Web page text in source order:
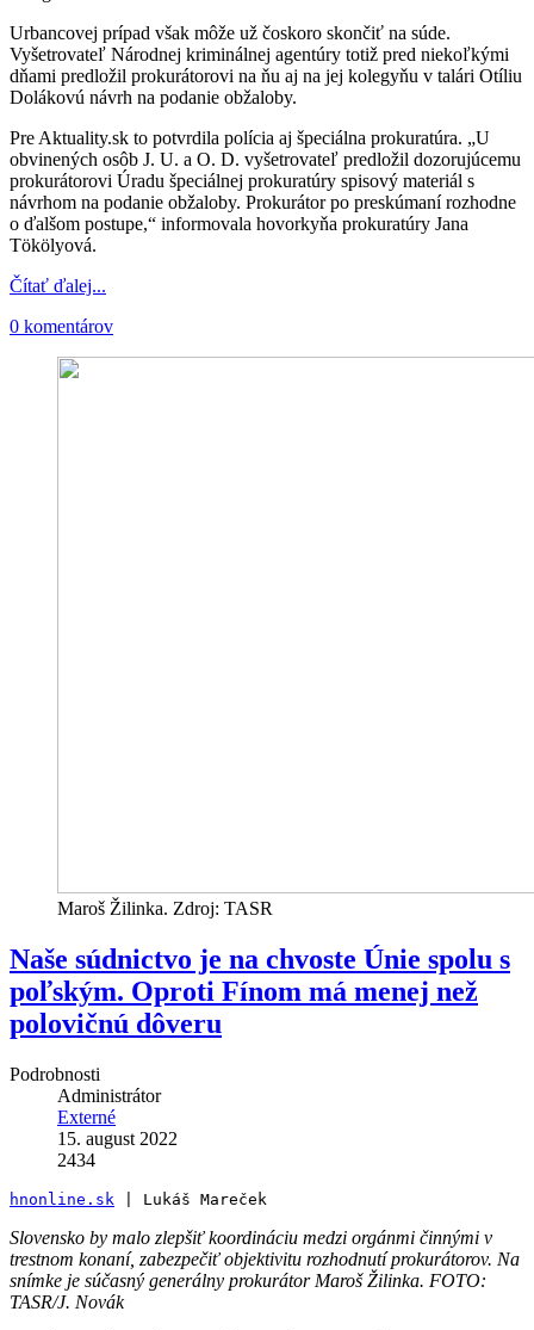
Urbancovej prípad však môže už čoskoro skončiť na súde.
Vyšetrovateľ Národnej kriminálnej agentúry totiž pred niekoľkými
dňami predložil prokurátorovi na ňu aj na jej kolegyňu v talári Otíliu
Dolákovú návrh na podanie obžaloby.
Pre Aktuality.sk to potvrdila polícia aj špeciálna prokuratúra. „U
obvinených osôb J. U. a O. D. vyšetrovateľ predložil dozorujúcemu
prokurátorovi Úradu špeciálnej prokuratúry spisový materiál s
návrhom na podanie obžaloby. Prokurátor po preskúmaní rozhodne
o ďalšom postupe,“ informovala hovorkyňa prokuratúry Jana
Tökölyová.
Čítať ďalej...
0 komentárov
Maroš Žilinka. Zdroj: TASR
Naše súdnictvo je na chvoste Únie spolu s
poľským. Oproti Fínom má menej než
polovičnú dôveru
Podrobnosti
Administrátor
Externé
15. august 2022
2434
hnonline.sk | Lukáš Mareček
Slovensko by malo zlepšiť koordináciu medzi orgánmi činnými v
trestnom konaní, zabezpečiť objektivitu rozhodnutí prokurátorov. Na
snímke je súčasný generálny prokurátor Maroš Žilinka. FOTO:
TASR/J. Novák